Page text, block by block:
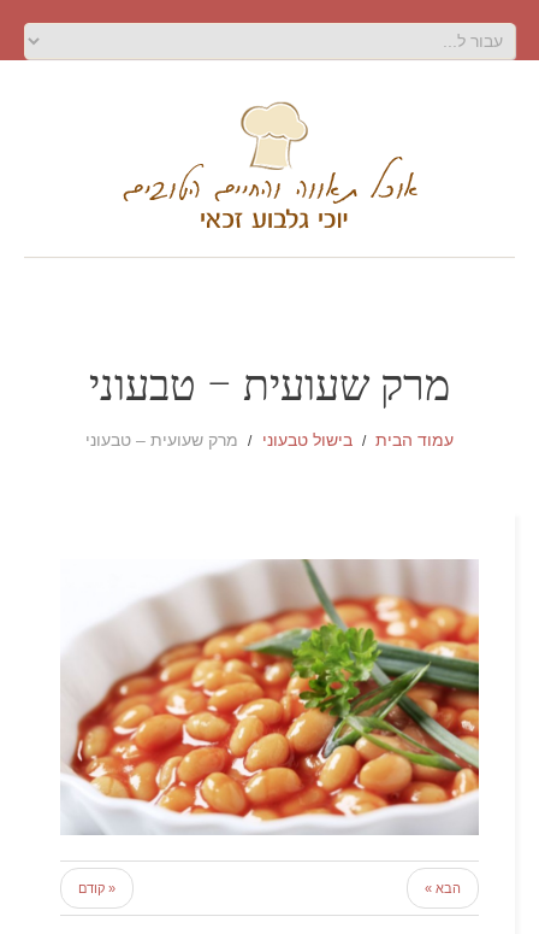
מרק שעועית – טבעוני
עמוד הבית בישול טבעוני מרק שעועית – טבעוני
« קודם הבא »